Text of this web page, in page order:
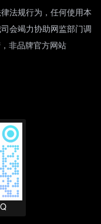
法规行为，任何使用本
会竭力协助网监部门调
非品牌官方网站